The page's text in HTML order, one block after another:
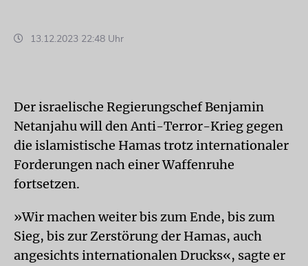
13.12.2023 22:48 Uhr
Der israelische Regierungschef Benjamin
Netanjahu will den Anti-Terror-Krieg gegen
die islamistische Hamas trotz internationaler
Forderungen nach einer Waffenruhe
fortsetzen.
»Wir machen weiter bis zum Ende, bis zum
Sieg, bis zur Zerstörung der Hamas, auch
angesichts internationalen Drucks«, sagte er